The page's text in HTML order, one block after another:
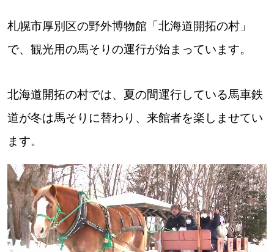
all
札幌
道南
道東
道央
KEYWORD キーワード
札幌市厚別区の野外博物館「北海道開拓の村」
で、観光用の馬そりの運行が始まっています。
北海道開拓の村では、夏の間運行している馬車鉄
道が冬は馬そりに替わり、来館者を楽しませてい
ます。